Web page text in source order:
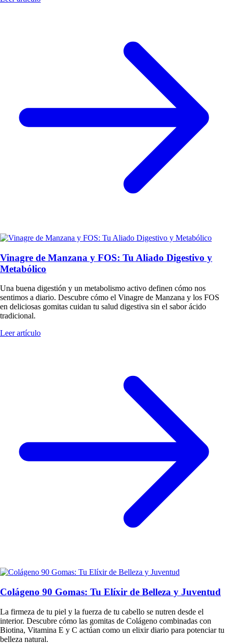
Vinagre de Manzana y FOS: Tu Aliado Digestivo y
Metabólico
Una buena digestión y un metabolismo activo definen cómo nos
sentimos a diario. Descubre cómo el Vinagre de Manzana y los FOS
en deliciosas gomitas cuidan tu salud digestiva sin el sabor ácido
tradicional.
Leer artículo
Colágeno 90 Gomas: Tu Elíxir de Belleza y Juventud
La firmeza de tu piel y la fuerza de tu cabello se nutren desde el
interior. Descubre cómo las gomitas de Colágeno combinadas con
Biotina, Vitamina E y C actúan como un elixir diario para potenciar tu
belleza natural.